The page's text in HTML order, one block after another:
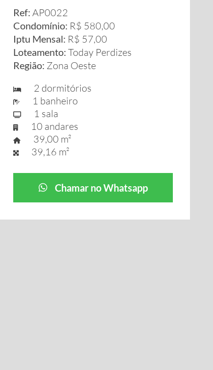
Ref: AP0022
Condomínio: R$ 580,00
Iptu Mensal: R$ 57,00
Loteamento: Today Perdizes
Região: Zona Oeste
2 dormitórios
1 banheiro
1 sala
10 andares
39,00 m²
39,16 m²
Chamar no Whatsapp